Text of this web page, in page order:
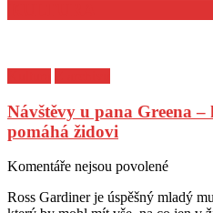
Návštěvy u pana Greena –
pomáhá židovi
Posted
Author
Komentáře nejsou povolené
s
Ross Gardiner je úspěšný mladý